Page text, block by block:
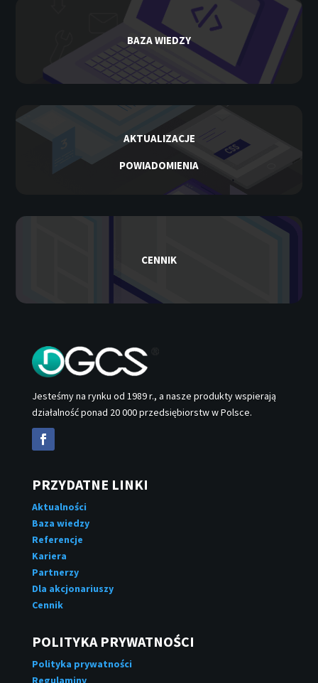
BAZA WIEDZY
AKTUALIZACJE
POWIADOMIENIA
CENNIK
Jesteśmy na rynku od 1989 r., a nasze produkty wspierają
działalność ponad 20 000 przedsiębiorstw w Polsce.
PRZYDATNE LINKI
Aktualności
Baza wiedzy
Referencje
Kariera
Partnerzy
Dla akcjonariuszy
Cennik
POLITYKA PRYWATNOŚCI
Polityka prywatności
Regulaminy